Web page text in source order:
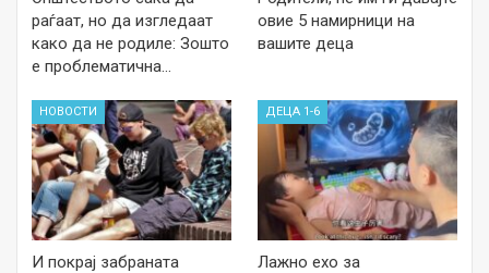
раѓаат, но да изгледаат
како да не родиле: Зошто
е проблематична…
овие 5 намирници на
вашите деца
НОВОСТИ
И покрај забраната
ДЕЦА 1-6
Лажно ехо за